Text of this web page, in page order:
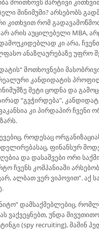
მოითხოვს მარტივი
მინიმუმი? არსებობს
კითხვით რომ
არის აუცილებელი MBA,
კი არა,
ანაზღაურებაზე უფრო
მოთხოვნები
კანდიდატის
მეტი ცოდნა და
“გვჭირდება”,
კი პირდაპირ ჩვენი
როდესაც
ფინანსურ
და დასაშვები ორი
ჩვენს კომპანიაში
ალბათ ვერ ვიპოვით”. აქ
დამსაქმებლებიც,
ვაქვეყნებთ, უნდა
(spy recruiting), მაშინ